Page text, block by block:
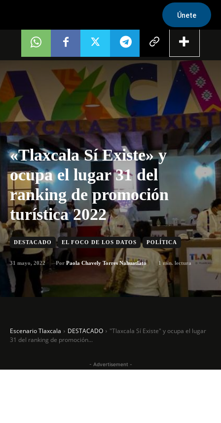
Únete
«Tlaxcala Sí Existe» y
ocupa el lugar 31 del
ranking de promoción
turística 2022
DESTACADO EL FOCO DE LOS DATOS POLÍTICA
31 mayo, 2022 Por Paola Chavely Torres Nahuatlato 1 min. lectura
Escenario Tlaxcala DESTACADO
"Tlaxcala Sí Existe" y ocupa el lugar
31 del ranking de promoción...
- Advertisement -